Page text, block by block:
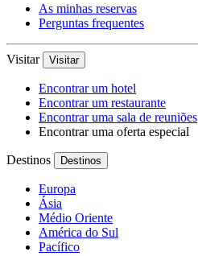
As minhas reservas
Perguntas frequentes
Visitar Visitar
Encontrar um hotel
Encontrar um restaurante
Encontrar uma sala de reuniões
Encontrar uma oferta especial
Destinos Destinos
Europa
Ásia
Médio Oriente
América do Sul
Pacífico